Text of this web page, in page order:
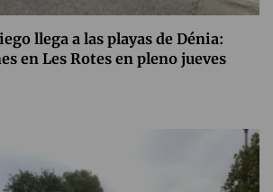
llega a las playas de Dénia:
en Les Rotes en pleno jueves